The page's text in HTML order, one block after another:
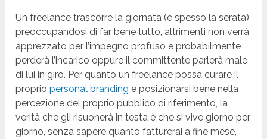
Un freelance trascorre la giornata (e spesso la serata)
preoccupandosi di far bene tutto, altrimenti non verrà
apprezzato per l’impegno profuso e probabilmente
perderà l’incarico oppure il committente parlerà male
di lui in giro. Per quanto un freelance possa curare il
propriopersonal branding e posizionarsi bene nella
percezione del proprio pubblico di riferimento, la
verità che gli risuonerà in testa è che si vive giorno per
giorno, senza sapere quanto fatturerai a fine mese,